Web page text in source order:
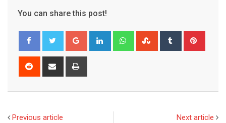
You can share this post!
Google+ LinkedIn WhatsappStumbleUpon
Tumblr
Reddit
Share
Previous article Next article